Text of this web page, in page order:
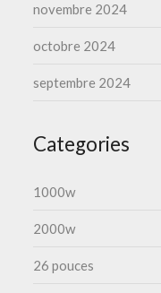
novembre 2024
octobre 2024
septembre 2024
Categories
1000w
2000w
26 pouces